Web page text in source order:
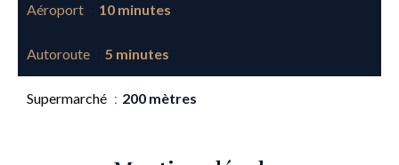
Aéroport 10 minutes
Autoroute 5 minutes
Supermarché 200 mètres